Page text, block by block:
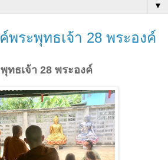
▼
ระพุทธเจ้า 28 พระองค์
ทธเจ้า 28 พระองค์